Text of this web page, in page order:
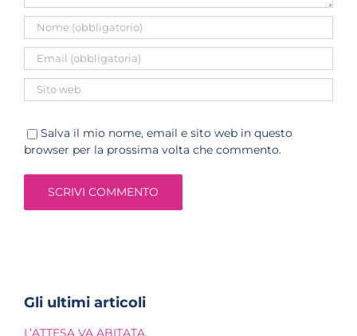
Salva il mio nome, email e sito web in questo
browser per la prossima volta che commento.
Gli ultimi articoli
L’ATTESA VA ABITATA.